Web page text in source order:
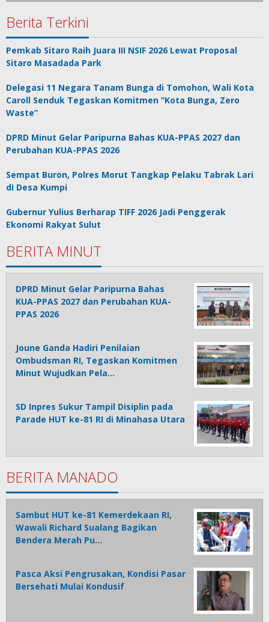
Berita Terkini
Pemkab Sitaro Raih Juara III NSIF 2026 Lewat Proposal
Sitaro Masadada Park
Delegasi 11 Negara Tanam Bunga di Tomohon, Wali Kota
Caroll Senduk Tegaskan Komitmen “Kota Bunga, Zero
Waste”
DPRD Minut Gelar Paripurna Bahas KUA-PPAS 2027 dan
Perubahan KUA-PPAS 2026
Sempat Buron, Polres Morut Tangkap Pelaku Tabrak Lari
di Desa Kumpi
Gubernur Yulius Berharap TIFF 2026 Jadi Penggerak
Ekonomi Rakyat Sulut
BERITA MINUT
DPRD Minut Gelar Paripurna Bahas
KUA-PPAS 2027 dan Perubahan KUA-
PPAS 2026
Joune Ganda Hadiri Penilaian
Ombudsman RI, Tegaskan Komitmen
Minut Wujudkan Pela…
SD Inpres Sukur Tampil Disiplin pada
Parade HUT ke-81 RI di Minahasa Utara
BERITA MANADO
Sambut HUT ke-81 Kemerdekaan RI,
Wawali Richard Sualang Bagikan
Bendera Merah Pu…
Pasca Aksi Pengrusakan, Kondisi Pasar
Bersehati Mulai Kondusif